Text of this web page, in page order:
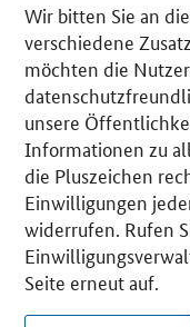
Wir bitten Sie an
verschiedene
möchten die
unsere
Informationen zu
die Pluszeichen
Einwilligungen
widerrufen. Rufen
Seite erneut auf.